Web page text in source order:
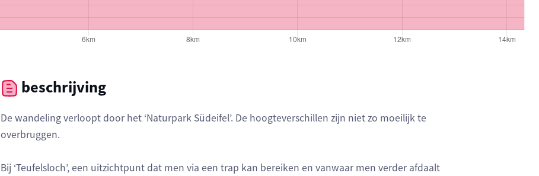
beschrijving
De wandeling verloopt door het ‘Naturpark Südeifel’. De hoogteverschillen zijn niet zo moeilijk te
overbruggen.
Bij ‘Teufelsloch’, een uitzichtpunt dat men via een trap kan bereiken en vanwaar men verder afdaalt